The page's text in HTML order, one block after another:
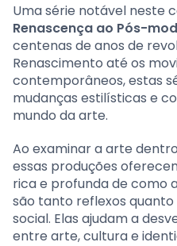
Uma série notável neste
Renascença ao Pós-
centenas de anos de
Renascimento até os
contemporâneos, estas
mudanças estilísticas e
mundo da arte.
Ao examinar a arte
essas produções
rica e profunda de como
são tanto reflexos
social. Elas ajudam a
entre arte, cultura e